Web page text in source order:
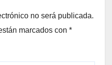
no será publicada.
marcados con *